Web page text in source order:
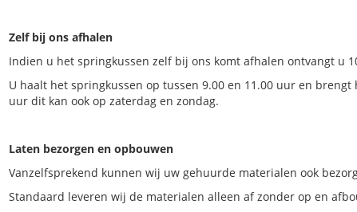
Zelf bij ons afhalen
Indien u het springkussen zelf bij ons komt afhalen ontvangt u
U haalt het springkussen op tussen 9.00 en 11.00 uur en
uur dit kan ook op zaterdag en zondag.
Laten bezorgen en opbouwen
Vanzelfsprekend kunnen wij uw gehuurde materialen ook
Standaard leveren wij de materialen alleen af zonder op en